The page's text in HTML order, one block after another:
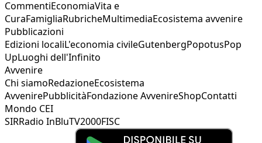
CommentiEconomiaVita e
CuraFamigliaRubricheMultimediaEcosistema avvenire
Pubblicazioni
Edizioni localiL'economia civileGutenbergPopotusPop
UpLuoghi dell'Infinito
Avvenire
Chi siamoRedazioneEcosistema
AvvenirePubblicitàFondazione AvvenireShopContatti
Mondo CEI
SIRRadio InBluTV2000FISC